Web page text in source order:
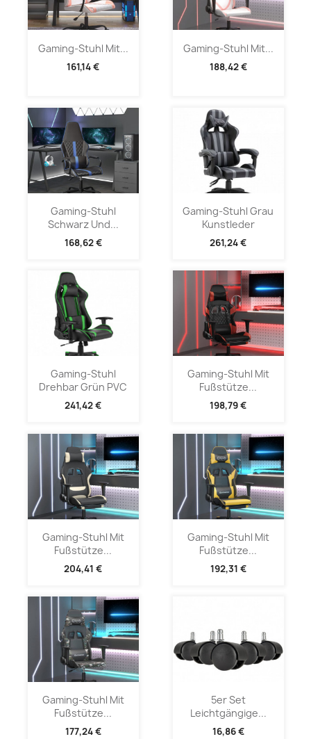
Gaming-Stuhl Mit...
161,14 €
Gaming-Stuhl Mit...
188,42 €
Gaming-Stuhl
Schwarz Und...
168,62 €
Gaming-Stuhl Grau
Kunstleder
261,24 €
Gaming-Stuhl
Drehbar Grün PVC
241,42 €
Gaming-Stuhl Mit
Fußstütze...
198,79 €
Gaming-Stuhl Mit
Fußstütze...
204,41 €
Gaming-Stuhl Mit
Fußstütze...
192,31 €
Gaming-Stuhl Mit
Fußstütze...
177,24 €
5er Set
Leichtgängige...
16,86 €